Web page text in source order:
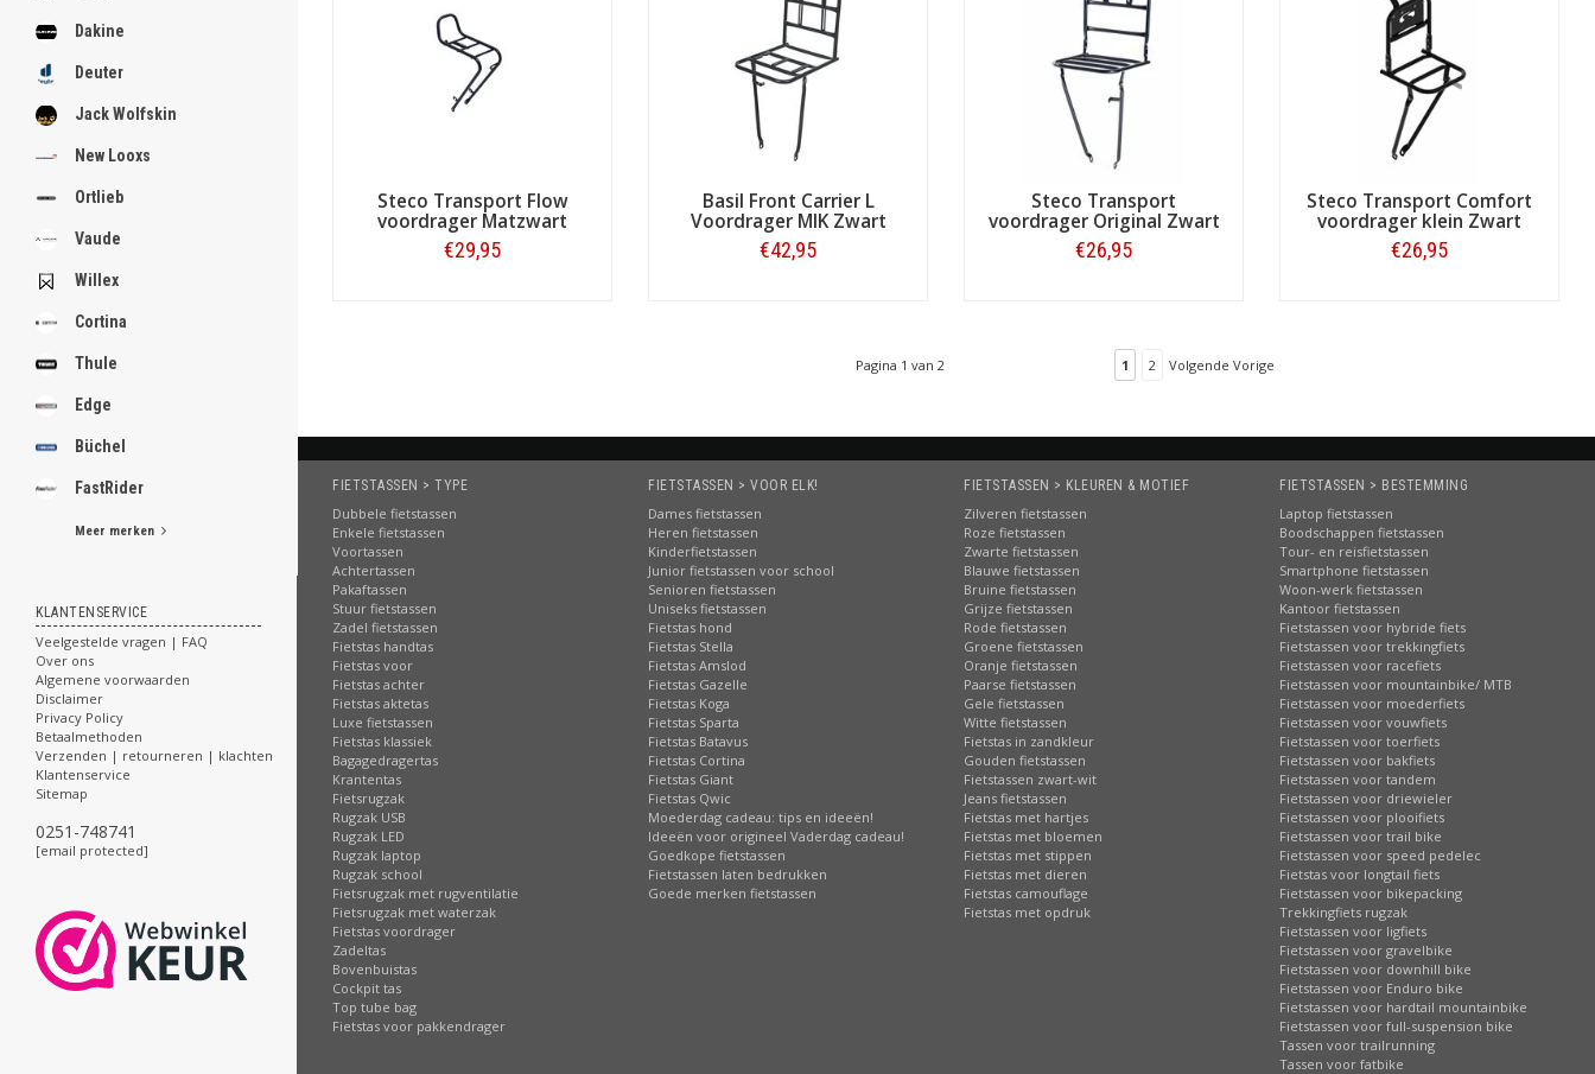
Dakine
Deuter
Jack Wolfskin
New Looxs
Ortlieb
Vaude
Willex
Cortina
Thule
Edge
Büchel
FastRider
Meer merken
KLANTENSERVICE
Veelgestelde vragen | FAQ
Over ons
Algemene voorwaarden
Disclaimer
Privacy Policy
Betaalmethoden
Verzenden | retourneren | klachten
Klantenservice
Sitemap
0251-748741
[email protected]
.
.
.
[email protected]
Steco Transport Flow
voordrager Matzwart
€29,95
Basil Front Carrier L
Voordrager MIK Zwart
€42,95
Steco Transport
voordrager Original Zwart
€26,95
Steco Transport Comfort
voordrager klein Zwart
€26,95
Pagina 1 van 2 1 2 Volgende Vorige
FIETSTASSEN > TYPE
Dubbele fietstassen
Enkele fietstassen
Voortassen
Achtertassen
Pakaftassen
Stuur fietstassen
Zadel fietstassen
Fietstas handtas
Fietstas voor
Fietstas achter
Fietstas aktetas
Luxe fietstassen
Fietstas klassiek
Bagagedragertas
Krantentas
Fietsrugzak
Rugzak USB
Rugzak LED
Rugzak laptop
Rugzak school
Fietsrugzak met rugventilatie
Fietsrugzak met waterzak
Fietstas voordrager
Zadeltas
Bovenbuistas
Cockpit tas
Top tube bag
Fietstas voor pakkendrager
FIETSTASSEN > VOOR ELK!
Dames fietstassen
Heren fietstassen
Kinderfietstassen
Junior fietstassen voor school
Senioren fietstassen
Uniseks fietstassen
Fietstas hond
Fietstas Stella
Fietstas Amslod
Fietstas Gazelle
Fietstas Koga
Fietstas Sparta
Fietstas Batavus
Fietstas Cortina
Fietstas Giant
Fietstas Qwic
Moederdag cadeau: tips en ideeën!
Ideeën voor origineel Vaderdag cadeau!
Goedkope fietstassen
Fietstassen laten bedrukken
Goede merken fietstassen
FIETSTASSEN > KLEUREN & MOTIEF
Zilveren fietstassen
Roze fietstassen
Zwarte fietstassen
Blauwe fietstassen
Bruine fietstassen
Grijze fietstassen
Rode fietstassen
Groene fietstassen
Oranje fietstassen
Paarse fietstassen
Gele fietstassen
Witte fietstassen
Fietstas in zandkleur
Gouden fietstassen
Fietstassen zwart-wit
Jeans fietstassen
Fietstas met hartjes
Fietstas met bloemen
Fietstas met stippen
Fietstas met dieren
Fietstas camouflage
Fietstas met opdruk
FIETSTASSEN > BESTEMMING
Laptop fietstassen
Boodschappen fietstassen
Tour- en reisfietstassen
Smartphone fietstassen
Woon-werk fietstassen
Kantoor fietstassen
Fietstassen voor hybride fiets
Fietstassen voor trekkingfiets
Fietstassen voor racefiets
Fietstassen voor mountainbike/ MTB
Fietstassen voor moederfiets
Fietstassen voor vouwfiets
Fietstassen voor toerfiets
Fietstassen voor bakfiets
Fietstassen voor tandem
Fietstassen voor driewieler
Fietstassen voor plooifiets
Fietstassen voor trail bike
Fietstassen voor speed pedelec
Fietstas voor longtail fiets
Fietstassen voor bikepacking
Trekkingfiets rugzak
Fietstassen voor ligfiets
Fietstassen voor gravelbike
Fietstassen voor downhill bike
Fietstassen voor Enduro bike
Fietstassen voor hardtail mountainbike
Fietstassen voor full-suspension bike
Tassen voor trailrunning
Tassen voor fatbike